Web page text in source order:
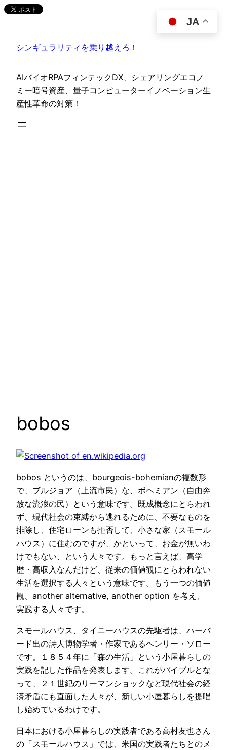
内
ス
ッ
プ
シンギュラリティを乗り越えろ！
AIバイオRPAフィンテックDX、シェアリングエコノ
ミー暗号資産、量子コンピューターイノベーション生
産性革命の対策！
bobos
bobos というのは、bourgeois-bohemianの複数形
で、ブルジョア（上流市民）な、ボヘミアン（自由奔
放な流浪の民）という意味です。既成概念にとらわれ
ず、現代社会の束縛から逃れるために、不要なものを
排除し、住宅ローンも拒否して、小さな家（スモール
ハウス）に住むのですが、かといって、お金が無いわ
けでもない、という人々です。もっと言えば、高学
歴・高収入なんだけど、従来の価値観にとらわれない
生活を選択する人々という意味です。もう一つの価値
観、another alternative, another option を考え、
実践する人々です。
スモールハウス、タイニーハウスの先駆者は、ハーバ
ード出の詩人博物学者・作家であるヘンリー・ソロー
です。１８５４年に「森の生活」という小屋暮らしの
実践を記した作品を発表します。これがバイブルとな
って、２１世紀のリーマンショックなど現代社会の経
済矛盾にも直面した人々が、新しい小屋暮らしを提唱
し始めているわけです。
日本における小屋暮らしの実践者である高村友也さん
の「スモールハウス」では、米国の実践者たちとのメ
JA